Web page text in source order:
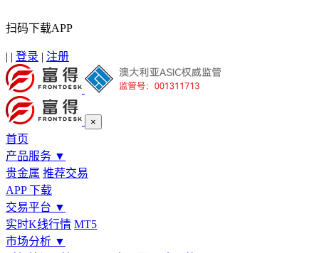
扫码下载APP
| | 登录 | 注册
×
首页
产品服务 ▼
贵金属 推荐交易
APP 下载
交易平台 ▼
实时K线行情 MT5
市场分析 ▼